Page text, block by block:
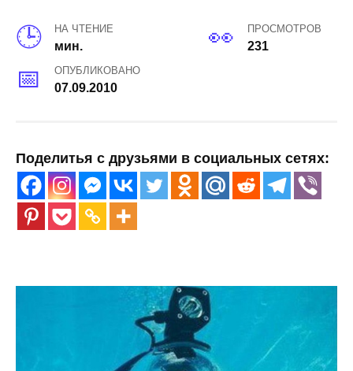
НА ЧТЕНИЕ
мин.
ПРОСМОТРОВ
231
ОПУБЛИКОВАНО
07.09.2010
Поделитья с друзьями в социальных сетях: